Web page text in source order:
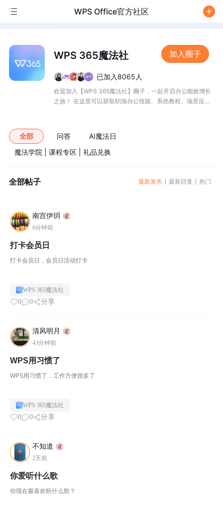
WPS Office官方社区
WPS 365魔法社
已加入8065人
欢迎加入【WPS 365魔法社】圈子，一起开启办公能效增长
之旅！ 在这里可以获取职场办公技能、系统教程、场景应用
加入圈子
全部 问答
AI魔法日
魔法学院 | 课程专区 | 礼品兑换
全部帖子 最新发布 最新回复 热门
南宫伊玥
6分钟前
打卡会员日
打卡会员日，会员日活动打卡
WPS 365魔法社
0 0 分享
清风明月
43分钟前
WPS用习惯了
WPS用习惯了，工作方便很多了
WPS 365魔法社
0 0 分享
不知道
2天前
你爱听什么歌
你现在最喜欢听什么歌？